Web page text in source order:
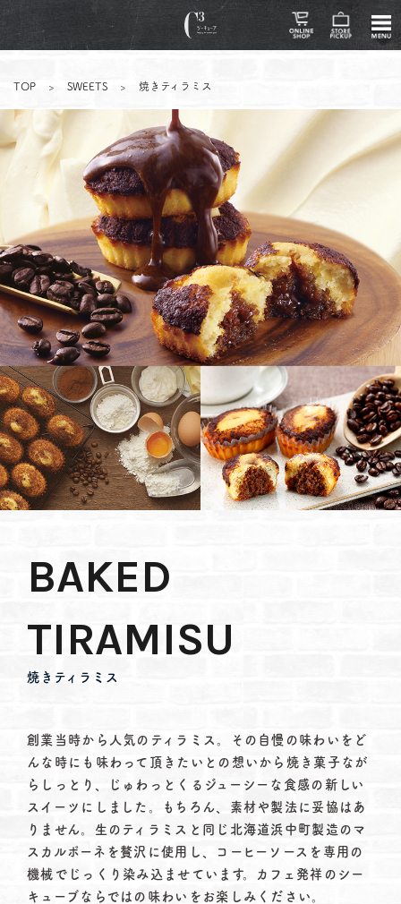
TOP > SWEETS > 焼きティラミス
BAKED
TIRAMISU
焼きティラミス
創業当時から人気のティラミス。その自慢の味わいをど
んな時にも味わって頂きたいとの想いから焼き菓子なが
らしっとり、じゅわっとくるジューシーな食感の新しい
スイーツにしました。もちろん、素材や製法に妥協はあ
りません。生のティラミスと同じ北海道浜中町製造のマ
スカルポーネを贅沢に使用し、コーヒーソースを専用の
機械でじっくり染み込ませています。カフェ発祥のシー
キューブならではの味わいをお楽しみください。